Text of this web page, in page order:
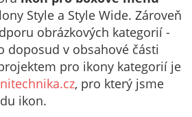
Style a Style Wide. Zároveň
obrázkových kategorií -
doposud v obsahové části
pro ikony kategorií je
, pro který jsme
ikon.